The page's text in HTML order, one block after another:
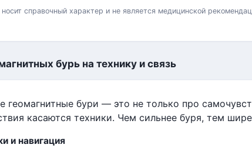
справочный характер и не является медицинской
бурь на технику и связь
геомагнитные бури — это не только про
касаются техники. Чем сильнее буря, тем
и навигация